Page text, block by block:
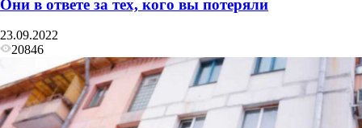
Они в ответе за тех, кого вы потеряли
23.09.2022
20846